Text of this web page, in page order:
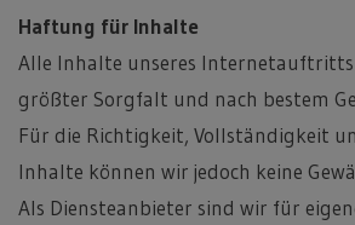
Haftung für Inhalte
Alle Inhalte unseres
größter Sorgfalt und nach bestem
Für die Richtigkeit, Vollständigkeit
Inhalte können wir jedoch keine
Als Diensteanbieter sind wir für